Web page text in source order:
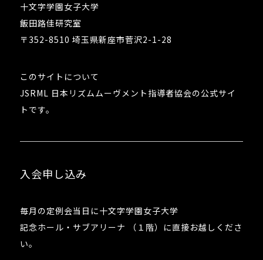
十文字学園女子大学
飯田路佳研究室
〒352-8510 埼玉県新座市菅沢2-1-28
このサイトについて
JSRML 日本リズムムーヴメント指導者協会の公式サイ
トです。
入会申し込み
毎月の定例会当日に十文字学園女子大学
記念ホール・サブアリーナ （１階）に直接お越しくださ
い。